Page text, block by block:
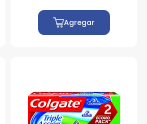
Agregar